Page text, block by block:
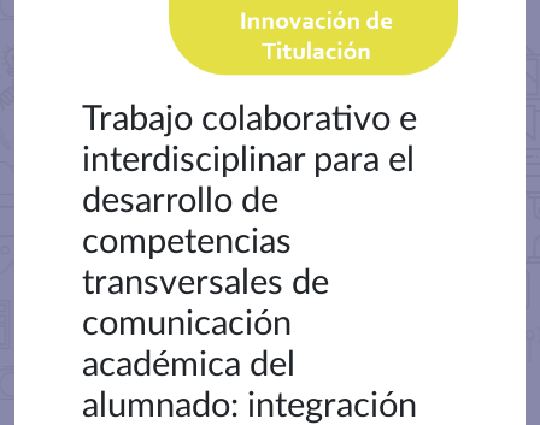
Trabajo colaborativo e
interdisciplinar para el
desarrollo de
competencias
transversales de
comunicación
académica del
alumnado: integración